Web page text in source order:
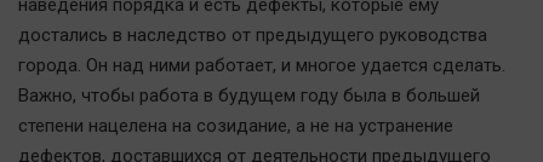
наведения порядка и есть дефекты, которые ему
достались в наследство от предыдущего руководства
города. Он над ними работает, и многое удается сделать.
Важно, чтобы работа в будущем году была в большей
степени нацелена на созидание, а не на устранение
дефектов, доставшихся от деятельности предыдущего